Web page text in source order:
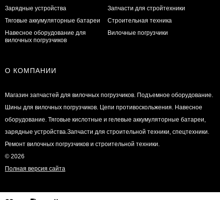
Зарядные устройства
Тяговые аккумуляторные батареи
Навесное оборудование для
вилочных погрузчиков
Запчасти для стройтехники
Строительная техника
Вилочные погрузчики
О КОМПАНИИ
Магазин запчастей для вилочных погрузчиков. Подъемное оборудование.
Шины для вилочных погрузчиков. Цепи противоскольжения. Навесное
оборудование. Тяговые кислотные и гелевые аккумуляторные батареи,
зарядные устройства.Запчасти для строительной техники, спецтехники.
Ремонт вилочных погрузчиков и строительной техники.
© 2026
Полная версия сайта